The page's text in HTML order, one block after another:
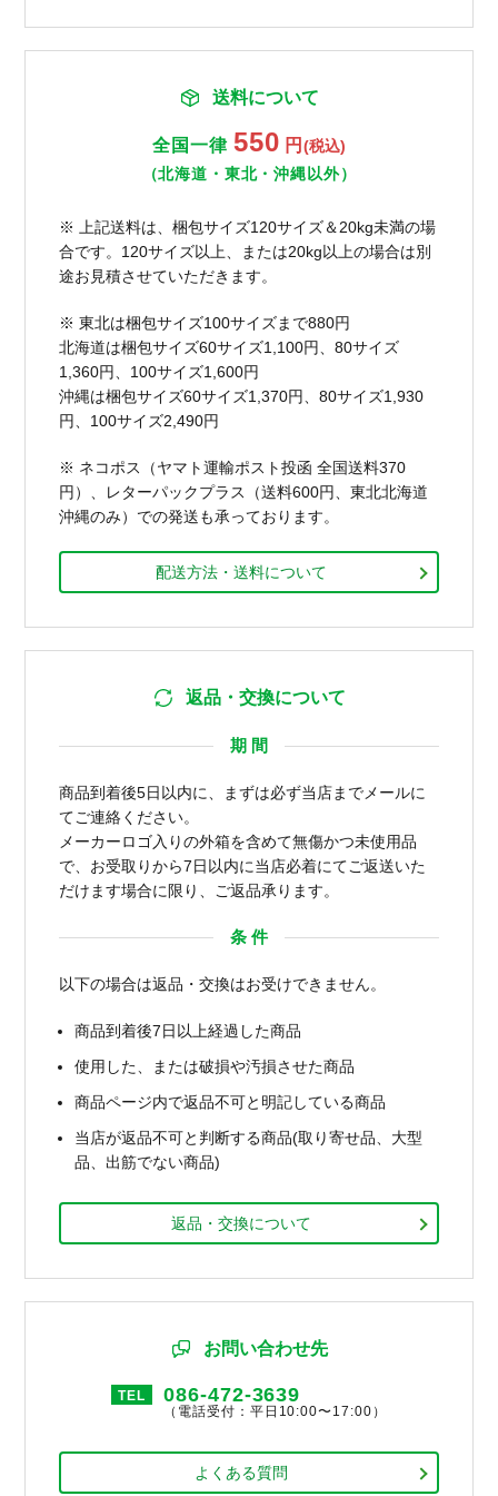
送料について
全国一律 550 円 (税込)
（北海道・東北・沖縄以外）
※ 上記送料は、梱包サイズ120サイズ＆20kg未満の場
合です。120サイズ以上、または20kg以上の場合は別
途お見積させていただきます。
※ 東北は梱包サイズ100サイズまで880円
北海道は梱包サイズ60サイズ1,100円、80サイズ
1,360円、100サイズ1,600円
沖縄は梱包サイズ60サイズ1,370円、80サイズ1,930
円、100サイズ2,490円
※ ネコポス（ヤマト運輸ポスト投函 全国送料370
円）、レターパックプラス（送料600円、東北北海道
沖縄のみ）での発送も承っております。
配送方法・送料について
返品・交換について
期 間
商品到着後5日以内に、まずは必ず当店までメールに
てご連絡ください。
メーカーロゴ入りの外箱を含めて無傷かつ未使用品
で、お受取りから7日以内に当店必着にてご返送いた
だけます場合に限り、ご返品承ります。
条 件
以下の場合は返品・交換はお受けできません。
商品到着後7日以上経過した商品
使用した、または破損や汚損させた商品
商品ページ内で返品不可と明記している商品
当店が返品不可と判断する商品(取り寄せ品、大型
品、出筋でない商品)
返品・交換について
お問い合わせ先
TEL 086-472-3639
（電話受付：平日10:00〜17:00）
よくある質問